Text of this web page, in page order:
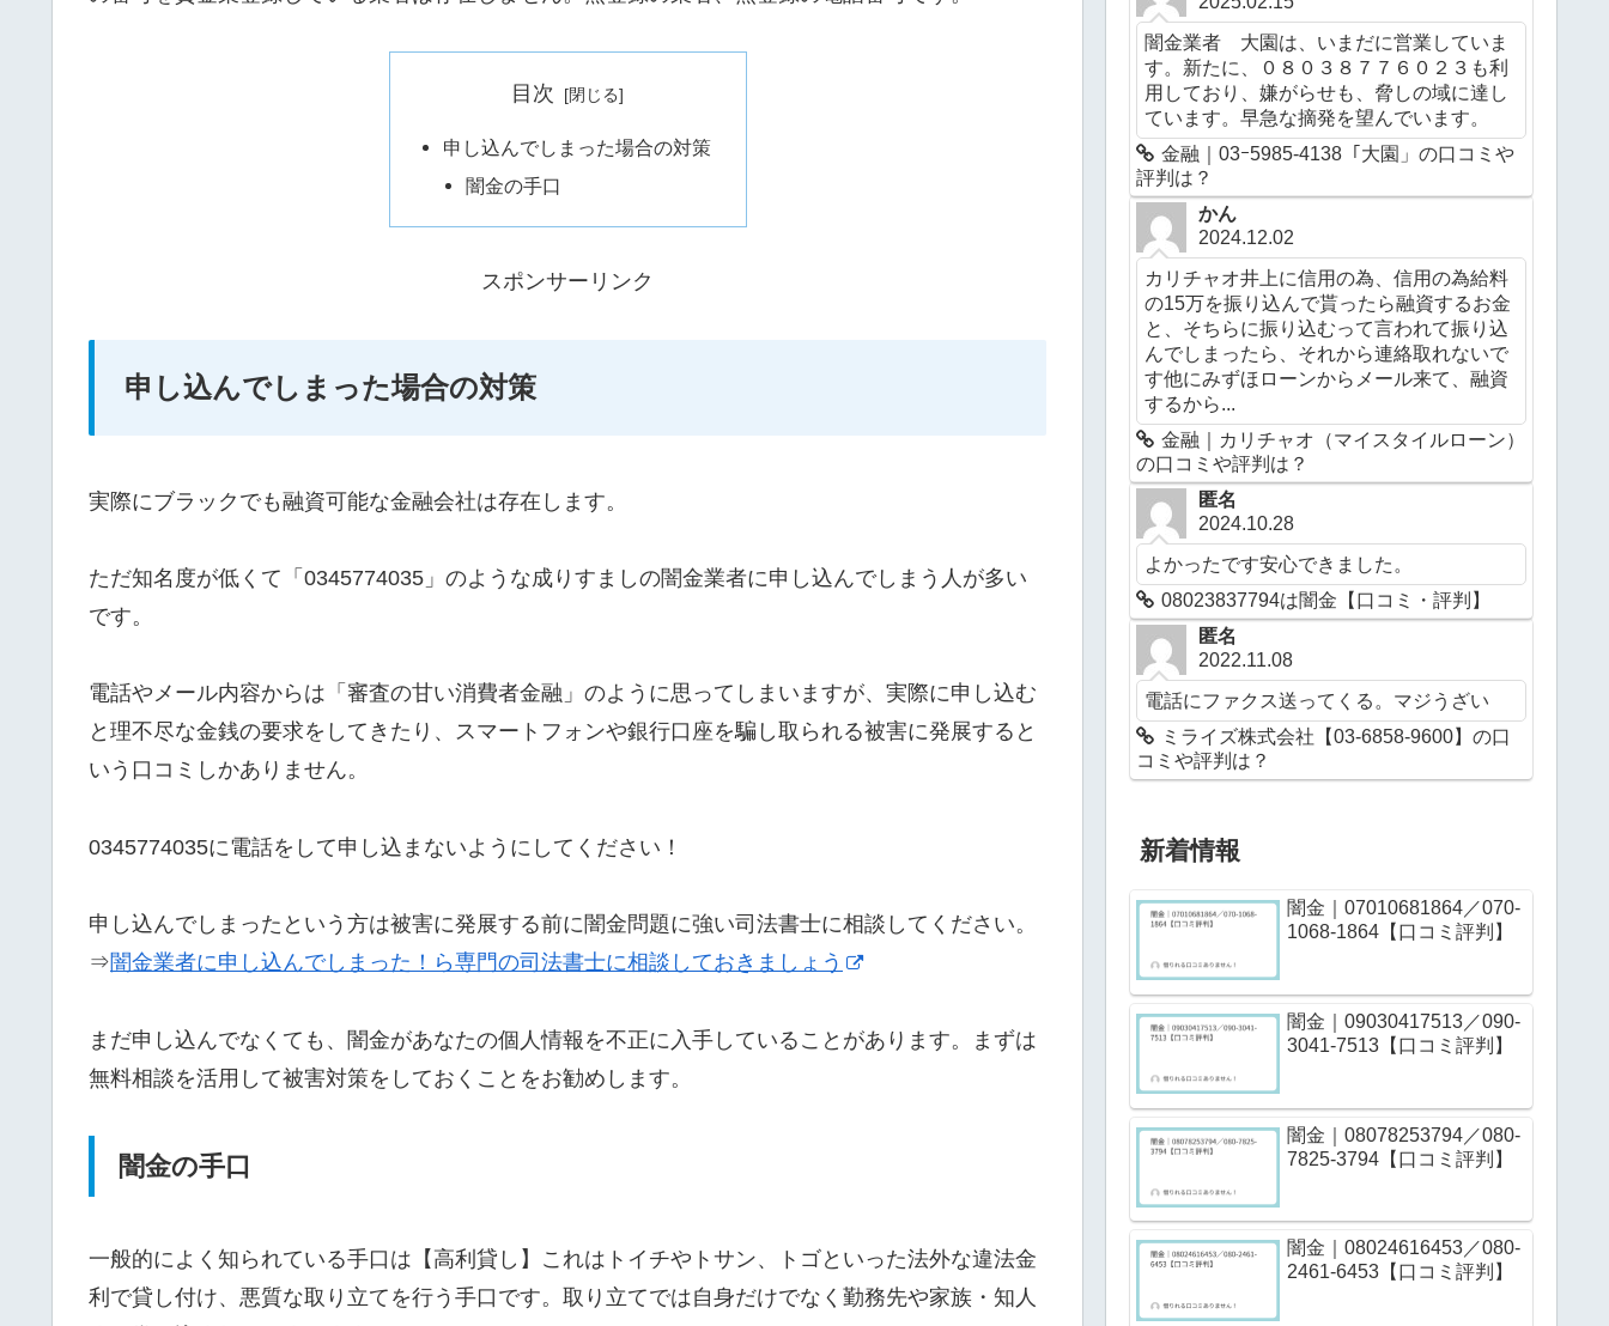
目次
申し込んでしまった場合の対策
闇金の手口
スポンサーリンク
申し込んでしまった場合の対策
実際にブラックでも融資可能な金融会社は存在します。
ただ知名度が低くて「0345774035」のような成りすましの闇金業者に申し込んでしまう人が多い
です。
電話やメール内容からは「審査の甘い消費者金融」のように思ってしまいますが、実際に申し込む
と理不尽な金銭の要求をしてきたり、スマートフォンや銀行口座を騙し取られる被害に発展すると
いう口コミしかありません。
0345774035に電話をして申し込まないようにしてください！
申し込んでしまったという方は被害に発展する前に闇金問題に強い司法書士に相談してください。
⇒闇金業者に申し込んでしまった！ら専門の司法書士に相談しておきましょう
まだ申し込んでなくても、闇金があなたの個人情報を不正に入手していることがあります。まずは
無料相談を活用して被害対策をしておくことをお勧めします。
闇金の手口
一般的によく知られている手口は【高利貸し】これはトイチやトサン、トゴといった法外な違法金
利で貸し付け、悪質な取り立てを行う手口です。取り立てでは自身だけでなく勤務先や家族・知人
闇金業者 大園は、いまだに営業していま
す。新たに、０８０３８７７６０２３も利
用しており、嫌がらせも、脅しの域に達し
ています。早急な摘発を望んでいます。
金融｜03ｰ5985-4138「大園」の口コミや
評判は？
かん
2024.12.02
カリチャオ井上に信用の為、信用の為給料
の15万を振り込んで貰ったら融資するお金
と、そちらに振り込むって言われて振り込
んでしまったら、それから連絡取れないで
す他にみずほローンからメール来て、融資
するから...
金融｜カリチャオ（マイスタイルローン）
の口コミや評判は？
匿名
2024.10.28
よかったです安心できました。
08023837794は闇金【口コミ・評判】
匿名
2022.11.08
電話にファクス送ってくる。マジうざい
ミライズ株式会社【03-6858-9600】の口
コミや評判は？
新着情報
闇金｜07010681864／070-
1068-1864【口コミ評判】
闇金｜09030417513／090-
3041-7513【口コミ評判】
闇金｜08078253794／080-
7825-3794【口コミ評判】
闇金｜08024616453／080-
2461-6453【口コミ評判】